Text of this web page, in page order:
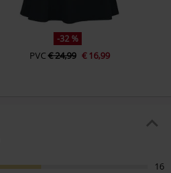
-32 %
PVC€ 24,99 € 16,99
16